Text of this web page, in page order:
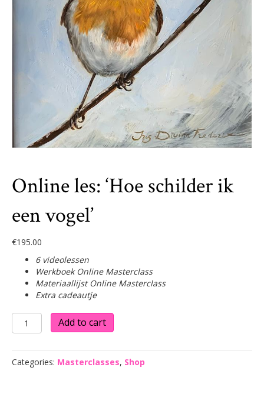
Online les: ‘Hoe schilder ik
een vogel’
€195.00
6 videolessen
Werkboek Online Masterclass
Materiaallijst Online Masterclass
Extra cadeautje
Online
les:
schilder
ik
Add to cart
Categories: Masterclasses, Shop